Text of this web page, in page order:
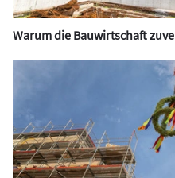
Warum die Bauwirtschaft